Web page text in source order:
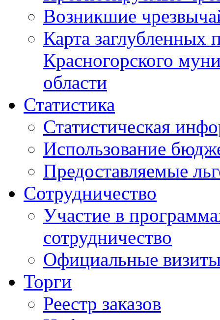
Возникшие
Карта
Красногорского
области
Статистика
Статистическая
Использование
Предоставляемые
Сотрудничество
Участие в
сотрудничество
Официальные
Торги
Реестр заказов